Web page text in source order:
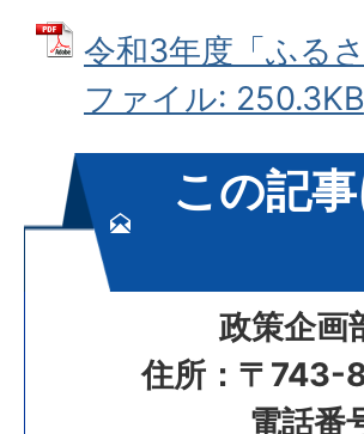
令和3年度「ふる
ファイル:
この記
政策企画
住所：〒743-
電話